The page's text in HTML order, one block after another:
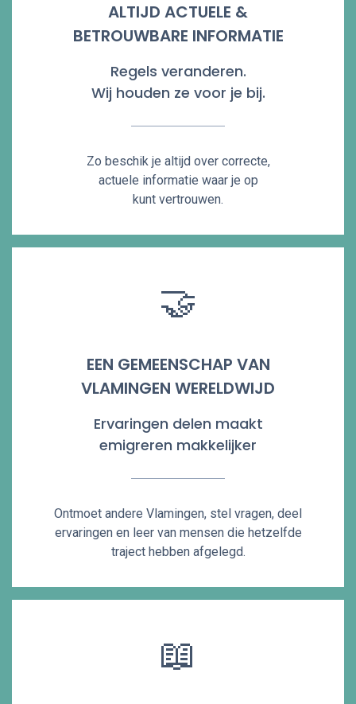
ALTIJD ACTUELE &
BETROUWBARE INFORMATIE
Regels veranderen.
Wij houden ze voor je bij.
Zo beschik je altijd over correcte,
actuele informatie waar je op
kunt vertrouwen.
🤝
EEN GEMEENSCHAP VAN
VLAMINGEN WERELDWIJD
Ervaringen delen maakt
emigreren makkelijker
Ontmoet andere Vlamingen, stel vragen, deel
ervaringen en leer van mensen die hetzelfde
traject hebben afgelegd.
📖